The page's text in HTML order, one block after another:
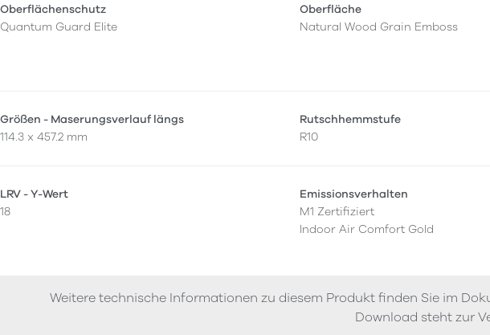
Oberflächenschutz
Quantum Guard Elite
Oberfläche
Natural Wood Grain Emboss
Größen - Maserungsverlauf längs
114.3 x 457.2 mm
Rutschhemmstufe
R10
LRV - Y-Wert
18
Emissionsverhalten
M1 Zertifiziert
Indoor Air Comfort Gold
Weitere technische Informationen zu diesem Produkt finden Sie im
Download steht zur